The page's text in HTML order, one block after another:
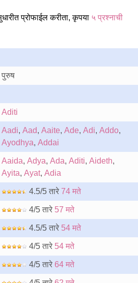
प्रोफाईल करीता, कृपया ५ प्रश्नाची
पुरुष
Aditi
Aadi, Aad, Aaite, Ade, Adi, Addo,
Ayodhya, Addai
Aaida, Adya, Ada, Aditi, Aideth,
Ayita, Ayat, Adia
4.5/5 तारे 74 मते
4/5 तारे 57 मते
4.5/5 तारे 54 मते
4/5 तारे 54 मते
4/5 तारे 64 मते